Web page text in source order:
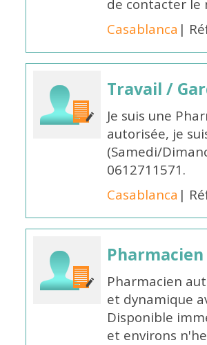
de contacter le
Casablanca |
Travail /
Je suis une
autorisée, je
(Samedi/
0612711571.
Casablanca |
Pharmacien
Pharmacien
et dynamique
Disponible
et environs